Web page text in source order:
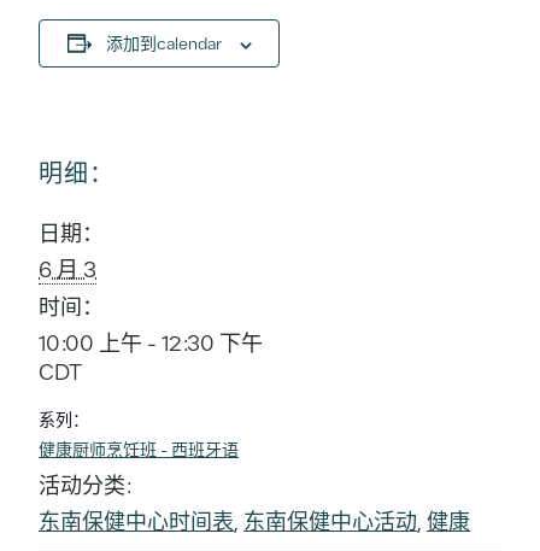
添加到calendar
明细：
日期：
6 月 3
时间：
10:00 上午 - 12:30 下午
CDT
系列：
健康厨师烹饪班 - 西班牙语
活动分类:
东南保健中心时间表, 东南保健中心活动, 健康